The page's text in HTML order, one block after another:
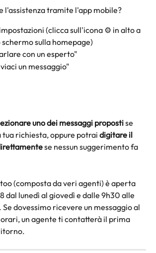
l'assistenza tramite l'app mobile?
(clicca sull'icona ⚙️ in alto a
sulla homepage)
con un esperto"
un messaggio"
uno dei messaggi proposti se
richiesta, oppure potrai digitare il
se nessun suggerimento fa
(composta da veri agenti) è aperta
dal lunedì al giovedì e dalle 9h30 alle
dovessimo ricevere un messaggio al
un agente ti contatterà il prima